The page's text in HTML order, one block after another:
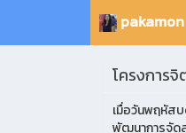
pakamon
โครงการ
เมื่อวันพฤหัส
พัฒนาการจัด